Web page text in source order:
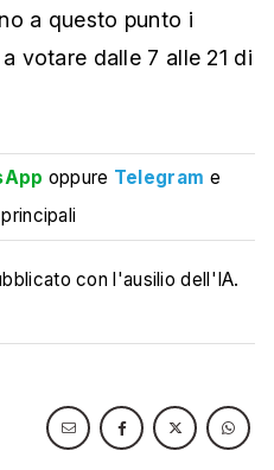
a questo punto i
votare dalle 7 alle 21 di
oppure Telegram e
con l'ausilio dell'IA.